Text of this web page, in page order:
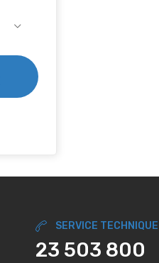
SERVICE TECHNIQUE
23 503 800